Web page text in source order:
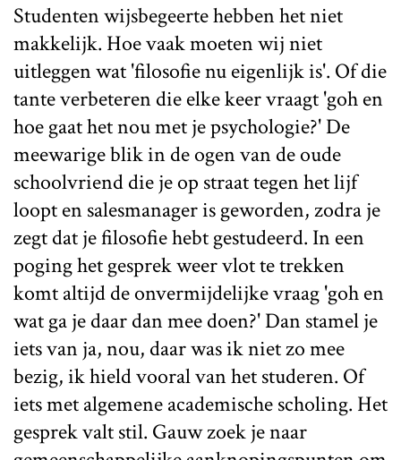
Studenten wijsbegeerte hebben het niet
makkelijk. Hoe vaak moeten wij niet
uitleggen wat 'filosofie nu eigenlijk is'. Of die
tante verbeteren die elke keer vraagt 'goh en
hoe gaat het nou met je psychologie?' De
meewarige blik in de ogen van de oude
schoolvriend die je op straat tegen het lijf
loopt en salesmanager is geworden, zodra je
zegt dat je filosofie hebt gestudeerd. In een
poging het gesprek weer vlot te trekken
komt altijd de onvermijdelijke vraag 'goh en
wat ga je daar dan mee doen?' Dan stamel je
iets van ja, nou, daar was ik niet zo mee
bezig, ik hield vooral van het studeren. Of
iets met algemene academische scholing. Het
gesprek valt stil. Gauw zoek je naar